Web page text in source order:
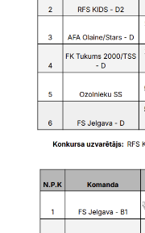
treneri
Kontakti
Dokumenti